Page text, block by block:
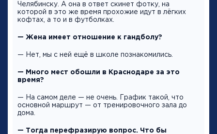
Челябинску. А она в ответ скинет фотку, на
которой в это же время прохожие идут в лёгких
кофтах, а то и в футболках.
— Жена имеет отношение к гандболу?
— Нет, мы с ней ещё в школе познакомились.
— Много мест обошли в Краснодаре за это
время?
— На самом деле — не очень. График такой, что
основной маршрут — от тренировочного зала до
дома.
— Тогда перефразирую вопрос. Что бы